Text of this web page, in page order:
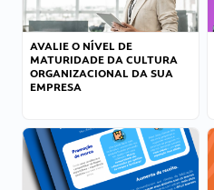
AVALIE O NÍVEL DE
MATURIDADE DA CULTURA
ORGANIZACIONAL DA SUA
EMPRESA